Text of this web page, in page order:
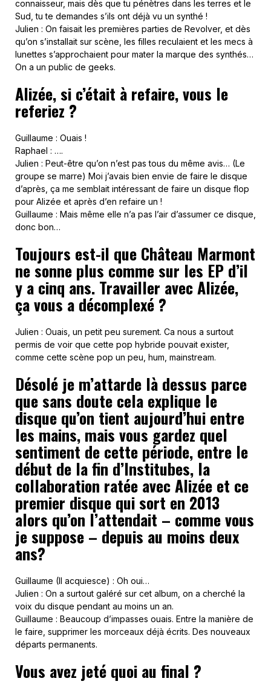
connaisseur, mais dès que tu pénètres dans les terres et le
Sud, tu te demandes s’ils ont déjà vu un synthé !
Julien : On faisait les premières parties de Revolver, et dès
qu’on s’installait sur scène, les filles reculaient et les mecs à
lunettes s’approchaient pour mater la marque des synthés…
On a un public de geeks.
Alizée, si c’était à refaire, vous le
referiez ?
Guillaume : Ouais !
Raphael : ….
Julien : Peut-être qu’on n’est pas tous du même avis… (Le
groupe se marre) Moi j’avais bien envie de faire le disque
d’après, ça me semblait intéressant de faire un disque flop
pour Alizée et après d’en refaire un !
Guillaume : Mais même elle n’a pas l’air d’assumer ce disque,
donc bon…
Toujours est-il que Château Marmont
ne sonne plus comme sur les EP d’il
y a cinq ans. Travailler avec Alizée,
ça vous a décomplexé ?
Julien : Ouais, un petit peu surement. Ca nous a surtout
permis de voir que cette pop hybride pouvait exister,
comme cette scène pop un peu, hum, mainstream.
Désolé je m’attarde là dessus parce
que sans doute cela explique le
disque qu’on tient aujourd’hui entre
les mains, mais vous gardez quel
sentiment de cette période, entre le
début de la fin d’Institubes, la
collaboration ratée avec Alizée et ce
premier disque qui sort en 2013
alors qu’on l’attendait – comme vous
je suppose – depuis au moins deux
ans?
Guillaume (Il acquiesce) : Oh oui…
Julien : On a surtout galéré sur cet album, on a cherché la
voix du disque pendant au moins un an.
Guillaume : Beaucoup d’impasses ouais. Entre la manière de
le faire, supprimer les morceaux déjà écrits. Des nouveaux
départs permanents.
Vous avez jeté quoi au final ?